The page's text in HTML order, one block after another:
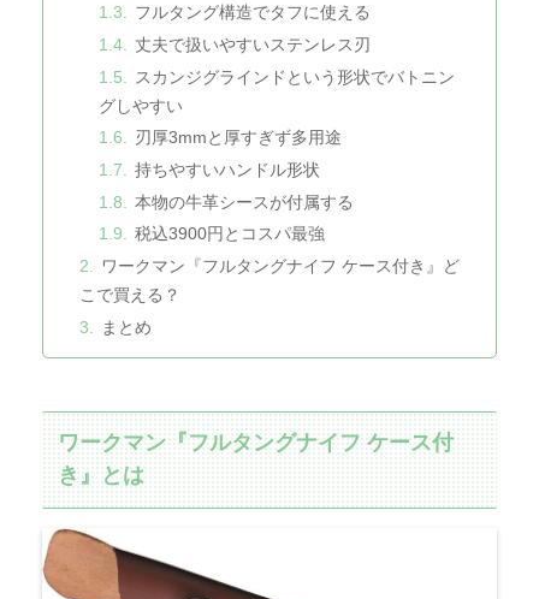
フルタング構造でタフに使える
丈夫で扱いやすいステンレス刃
スカンジグラインドという形状でバトニン
グしやすい
刃厚3mmと厚すぎず多用途
持ちやすいハンドル形状
本物の牛革シースが付属する
税込3900円とコスパ最強
ワークマン『フルタングナイフ ケース付き』ど
こで買える？
まとめ
ワークマン『フルタングナイフ ケース付
き』とは